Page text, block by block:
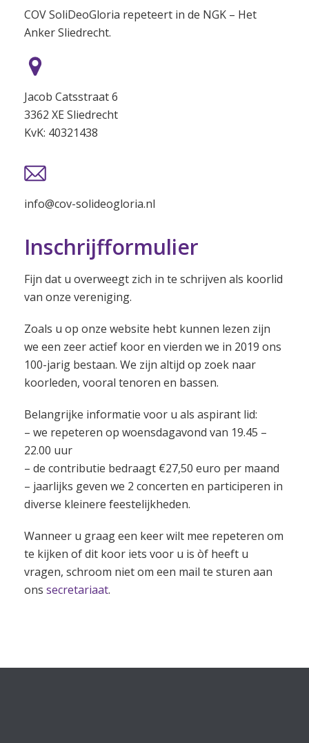
COV SoliDeoGloria repeteert in de NGK – Het
Anker Sliedrecht.
Jacob Catsstraat 6
3362 XE Sliedrecht
KvK: 40321438
info@cov-solideogloria.nl
Inschrijfformulier
Fijn dat u overweegt zich in te schrijven als koorlid
van onze vereniging.
Zoals u op onze website hebt kunnen lezen zijn
we een zeer actief koor en vierden we in 2019 ons
100-jarig bestaan. We zijn altijd op zoek naar
koorleden, vooral tenoren en bassen.
Belangrijke informatie voor u als aspirant lid:
– we repeteren op woensdagavond van 19.45 –
22.00 uur
– de contributie bedraagt €27,50 euro per maand
– jaarlijks geven we 2 concerten en participeren in
diverse kleinere feestelijkheden.
Wanneer u graag een keer wilt mee repeteren om
te kijken of dit koor iets voor u is òf heeft u
vragen, schroom niet om een mail te sturen aan
ons secretariaat.